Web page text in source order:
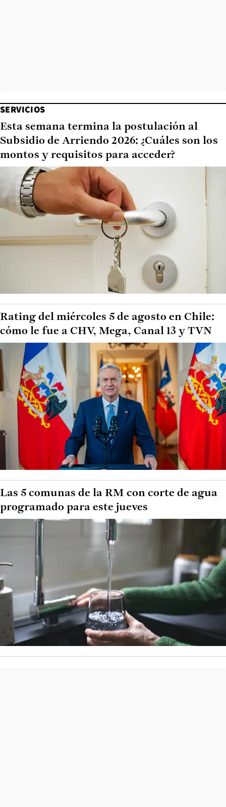
SERVICIOS
Esta semana termina la postulación al
Subsidio de Arriendo 2026: ¿Cuáles son los
montos y requisitos para acceder?
Rating del miércoles 5 de agosto en Chile:
cómo le fue a CHV, Mega, Canal 13 y TVN
Las 5 comunas de la RM con corte de agua
programado para este jueves